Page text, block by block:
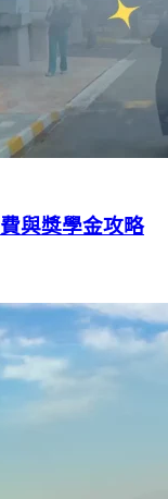
與獎學金攻略